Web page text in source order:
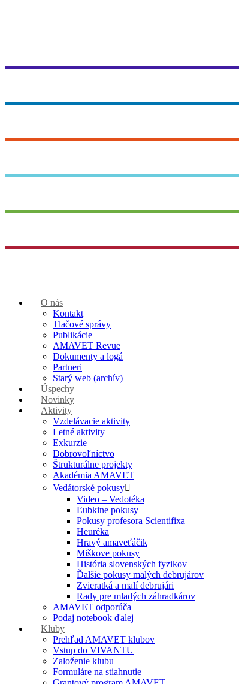
O nás
Kontakt
Tlačové správy
Publikácie
AMAVET Revue
Dokumenty a logá
Partneri
Starý web (archív)
Úspechy
Novinky
Aktivity
Vzdelávacie aktivity
Letné aktivity
Exkurzie
Dobrovoľníctvo
Štrukturálne projekty
Akadémia AMAVET
Vedátorské pokusy
Video – Vedotéka
Ľubkine pokusy
Pokusy profesora Scientifixa
Heuréka
Hravý amaveťáčik
Miškove pokusy
História slovenských fyzikov
Ďalšie pokusy malých debrujárov
Zvieratká a malí debrujári
Rady pre mladých záhradkárov
AMAVET odporúča
Podaj notebook ďalej
Kluby
Prehľad AMAVET klubov
Vstup do VIVANTU
Založenie klubu
Formuláre na stiahnutie